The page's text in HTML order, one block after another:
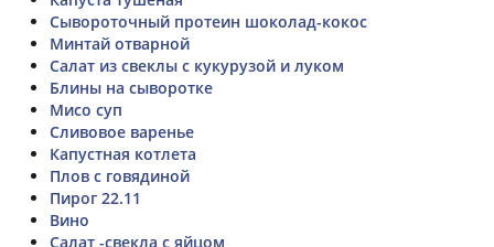
Сывороточный протеин шоколад-кокос
Минтай отварной
Салат из свеклы с кукурузой и луком
Блины на сыворотке
Мисо суп
Сливовое варенье
Капустная котлета
Плов с говядиной
Пирог 22.11
Вино
Салат -свекла с яйцом